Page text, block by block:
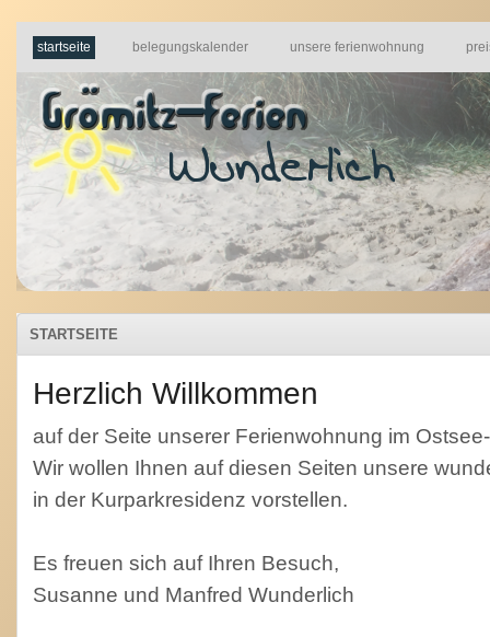
startseite belegungskalender unsere ferienwohnung
STARTSEITE
Herzlich Willkommen
auf der Seite unserer Ferienwohnung im
Wir wollen Ihnen auf diesen Seiten unsere
in der Kurparkresidenz vorstellen.
Es freuen sich auf Ihren Besuch,
Susanne und Manfred Wunderlich